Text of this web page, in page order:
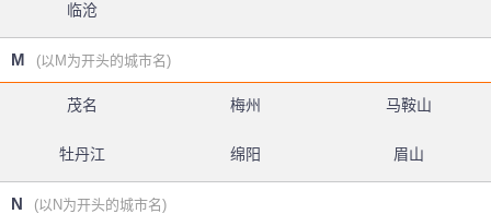
临沧
M (以M为开头的城市名)
茂名 梅州 马鞍山
牡丹江 绵阳 眉山
N (以N为开头的城市名)